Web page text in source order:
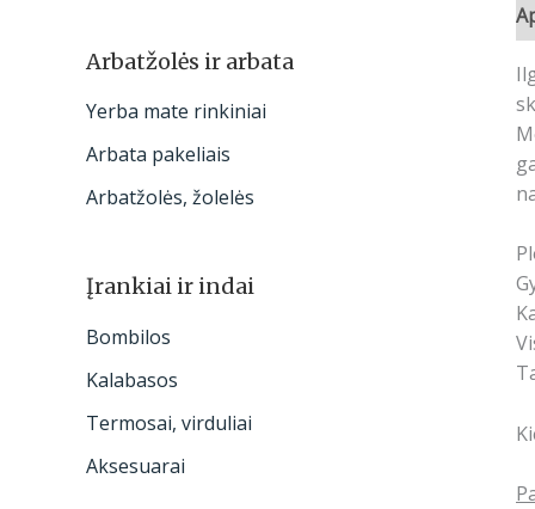
Arbatžolės ir arbata
Yerba mate rinkiniai
Arbata pakeliais
Arbatžolės, žolelės
Įrankiai ir indai
Bombilos
Kalabasos
Termosai, virduliai
Aksesuarai